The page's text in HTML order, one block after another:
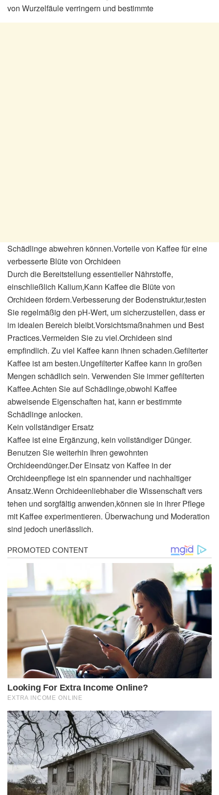
von Wurzelfäule verringern und bestimmte
Schädlinge abwehren können.Vorteile von Kaffee für eine
verbesserte Blüte von Orchideen
Durch die Bereitstellung essentieller Nährstoffe,
einschließlich Kalium,Kann Kaffee die Blüte von
Orchideen fördern.Verbesserung der Bodenstruktur,testen
Sie regelmäßig den pH-Wert, um sicherzustellen, dass er
im idealen Bereich bleibt.Vorsichtsmaßnahmen und Best
Practices.Vermeiden Sie zu viel.Orchideen sind
empfindlich. Zu viel Kaffee kann ihnen schaden.Gefilterter
Kaffee ist am besten.Ungefilterter Kaffee kann in großen
Mengen schädlich sein. Verwenden Sie immer gefilterten
Kaffee.Achten Sie auf Schädlinge,obwohl Kaffee
abweisende Eigenschaften hat, kann er bestimmte
Schädlinge anlocken.
Kein vollständiger Ersatz
Kaffee ist eine Ergänzung, kein vollständiger Dünger.
Benutzen Sie weiterhin Ihren gewohnten
Orchideendünger.Der Einsatz von Kaffee in der
Orchideenpflege ist ein spannender und nachhaltiger
Ansatz.Wenn Orchideenliebhaber die Wissenschaft vers
tehen und sorgfältig anwenden,können sie in ihrer Pflege
mit Kaffee experimentieren. Überwachung und Moderation
sind jedoch unerlässlich.